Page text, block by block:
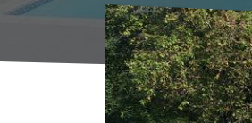
Start Übernachten